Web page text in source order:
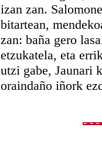
izan zan.
bitartean,
zan: baña gero
etzukatela, eta
utzi gabe, Jaunari
oraindaño iñork